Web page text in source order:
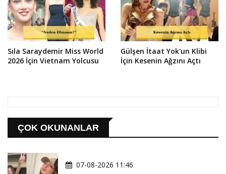
Sıla Saraydemir Miss World
2026 İçin Vietnam Yolcusu
Gülşen İtaat Yok'un Klibi
İçin Kesenin Ağzını Açtı
ÇOK OKUNANLAR
07-08-2026 11:46